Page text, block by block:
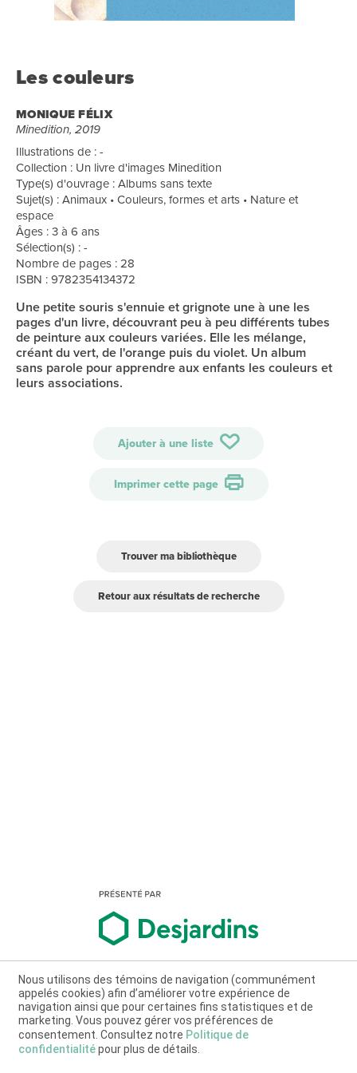
Les couleurs
MONIQUE FÉLIX
Minedition, 2019
Illustrations de : -
Collection : Un livre d'images Minedition
Type(s) d'ouvrage : Albums sans texte
Sujet(s) : Animaux • Couleurs, formes et arts • Nature et
espace
Âges : 3 à 6 ans
Sélection(s) : -
Nombre de pages : 28
ISBN : 9782354134372
Une petite souris s'ennuie et grignote une à une les
pages d'un livre, découvrant peu à peu différents tubes
de peinture aux couleurs variées. Elle les mélange,
créant du vert, de l'orange puis du violet. Un album
sans parole pour apprendre aux enfants les couleurs et
leurs associations.
Ajouter à une liste
Imprimer cette page
Trouver ma bibliothèque
Retour aux résultats de recherche
Nous utilisons des témoins de navigation (communément
appelés cookies) afin d’améliorer votre expérience de
navigation ainsi que pour certaines fins statistiques et de
marketing. Vous pouvez gérer vos préférences de
consentement. Consultez notre Politique de
confidentialitépour plus de détails.